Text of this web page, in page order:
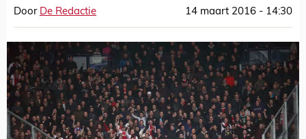
Door De Redactie 14 maart 2016 - 14:30